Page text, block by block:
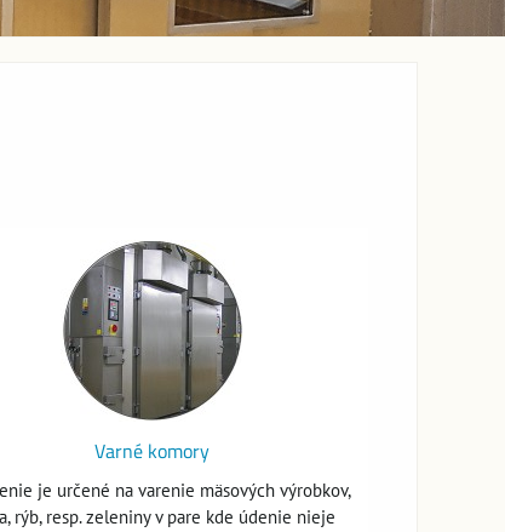
Varné komory
je určené na varenie mäsových výrobkov,
rýb, resp. zeleniny v pare kde údenie nieje